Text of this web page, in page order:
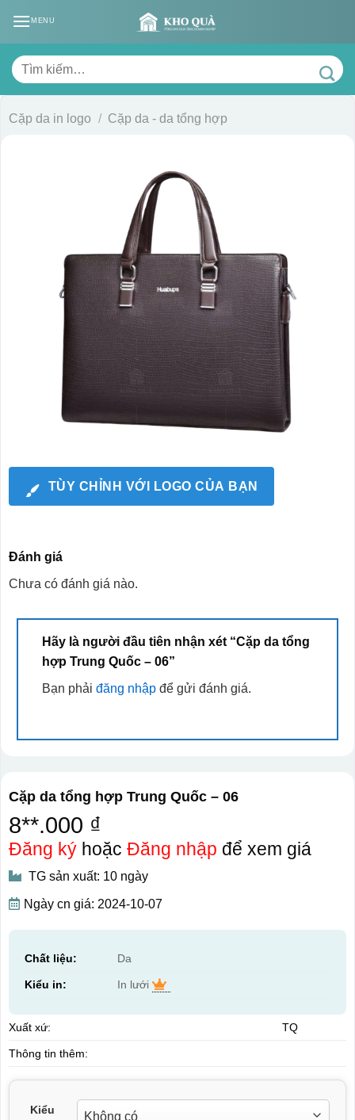
MENU
Tìm
kiếm:
Cặp da in logo / Cặp da - da tổng hợp
TÙY CHỈNH VỚI LOGO CỦA BẠN
Đánh giá
Chưa có đánh giá nào.
Hãy là người đầu tiên nhận xét “Cặp da tổng
hợp Trung Quốc – 06”
Bạn phải đăng nhậpđể gửi đánh giá.
Cặp da tổng hợp Trung Quốc – 06
8**.000 ₫
Đăng kýhoặc Đăng nhập để xem giá
TG sản xuất: 10 ngày
Ngày cn giá: 2024-10-07
Chất liệu: Da
Kiểu in: In lưới
Xuất xứ: TQ
Thông tin thêm:
Kiểu